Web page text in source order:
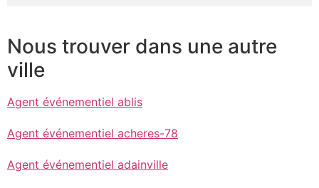
Nous trouver dans une autre
ville
Agent événementiel ablis
Agent événementiel acheres-78
Agent événementiel adainville